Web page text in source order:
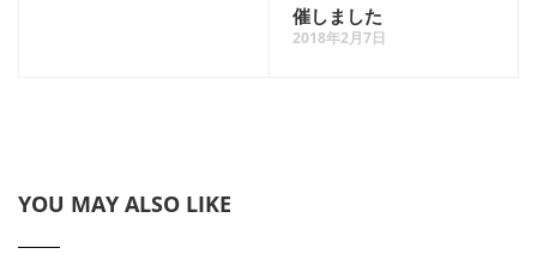
催しました
2018年2月7日
YOU MAY ALSO LIKE